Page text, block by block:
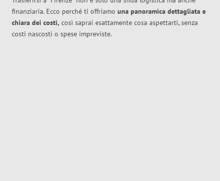
finanziaria. Ecco perché ti offriamo una panoramica dettagliata e
chiara dei costi, così saprai esattamente cosa aspettarti, senza
costi nascosti o spese impreviste.